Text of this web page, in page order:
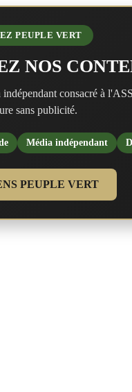
PEUPLE VERT
NOS
consacré à
sans publicité.
Média indépendant
PEUPLE VERT